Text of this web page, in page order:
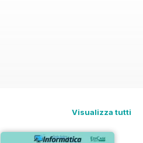
Visualizza tutti